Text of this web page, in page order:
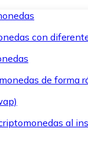
con
de forma
al